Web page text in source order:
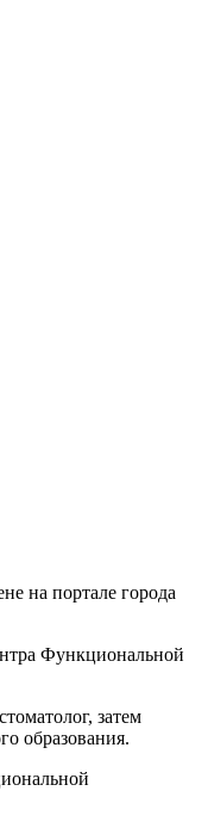
на портале города
Функциональной
затем
образования.